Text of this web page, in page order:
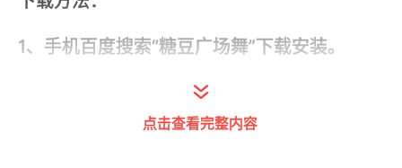
1、手机百度搜索“糖豆广场舞”下载安装。
2、前往各大应用商店搜索“糖豆广场舞”下载安
点击查看完整内容